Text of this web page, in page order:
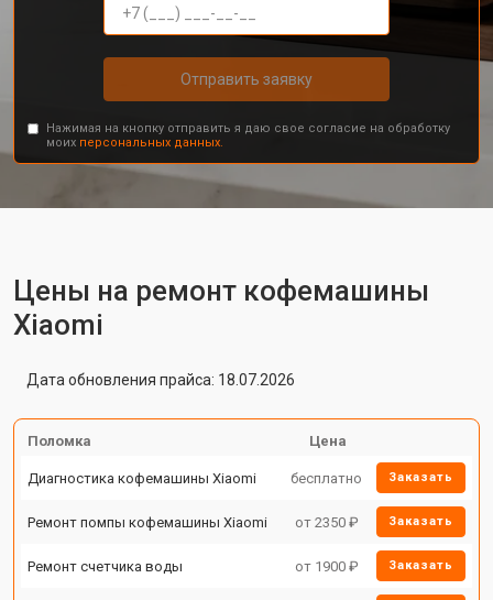
Отправить заявку
Нажимая на кнопку отправить я даю свое согласие на обработку
моих персональных данных.
Цены на ремонт кофемашины
Xiaomi
Дата обновления прайса: 18.07.2026
Поломка Цена
Диагностика кофемашины Xiaomi бесплатно Заказать
Ремонт помпы кофемашины Xiaomi от 2350 ₽ Заказать
Ремонт счетчика воды от 1900 ₽ Заказать